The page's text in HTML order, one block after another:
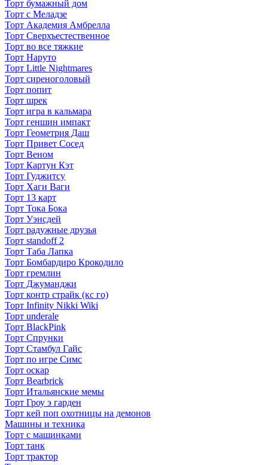
Торт бумажный дом
Торт с Меладзе
Торт Академия Амбрелла
Торт Сверхъестественное
Торт во все тяжкие
Торт Наруто
Торт Little Nightmares
Торт сиреноголовый
Торт попит
Торт шрек
Торт игра в кальмара
Торт геншин импакт
Торт Геометрия Даш
Торт Привет Сосед
Торт Веном
Торт Картун Кэт
Торт Гуджитсу
Торт Хаги Ваги
Торт 13 карт
Торт Тока Бока
Торт Уэнсдей
Торт радужные друзья
Торт standoff 2
Торт Таба Лапка
Торт Бомбардиро Крокодило
Торт гремлин
Торт Джуманджи
Торт контр страйк (кс го)
Торт Infinity Nikki Wiki
Торт underale
Торт BlackPink
Торт Спрунки
Торт Стамбул Гайс
Торт по игре Симс
Торт оскар
Торт Bearbrick
Торт Итальянские мемы
Торт Гроу э гарден
Торт кей поп охотницы на демонов
Машины и техника
Торт с машинками
Торт танк
Торт трактор